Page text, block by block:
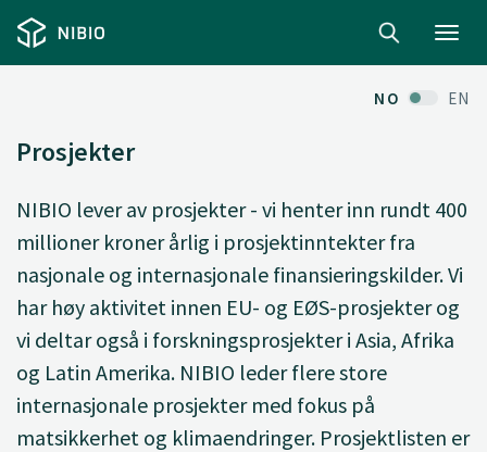
NO EN
Prosjekter
NIBIO lever av prosjekter - vi henter inn rundt 400
millioner kroner årlig i prosjektinntekter fra
nasjonale og internasjonale finansieringskilder. Vi
har høy aktivitet innen EU- og EØS-prosjekter og
vi deltar også i forskningsprosjekter i Asia, Afrika
og Latin Amerika. NIBIO leder flere store
internasjonale prosjekter med fokus på
matsikkerhet og klimaendringer. Prosjektlisten er